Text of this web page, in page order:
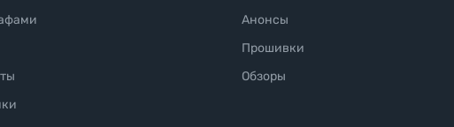
Анонсы
Прошивки
Обзоры